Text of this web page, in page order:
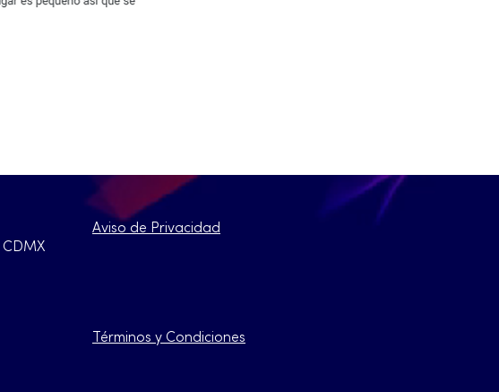
Aviso de Privacidad
Términos y Condiciones